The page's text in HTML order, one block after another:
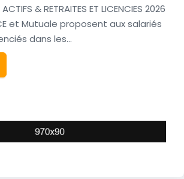
ACTIFS & RETRAITES ET LICENCIES 2026
et Mutuale proposent aux salariés
dans les…